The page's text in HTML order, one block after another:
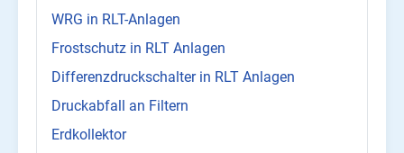
WRG in RLT-Anlagen
Frostschutz in RLT Anlagen
Differenzdruckschalter in RLT Anlagen
Druckabfall an Filtern
Erdkollektor